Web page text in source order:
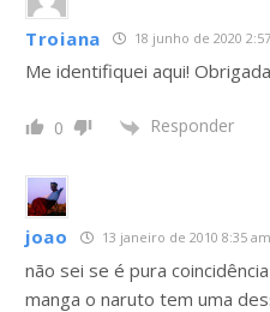
Troiana 18 junho de 2020
Me identifiquei aqui! Obrigada
0 Responder
joao 13 janeiro de 2010 8:35 am
não sei se é pura
manga o naruto tem uma